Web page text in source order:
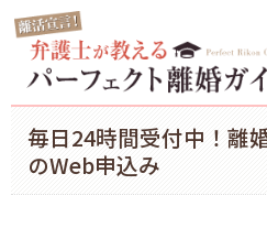
毎日24時間受付中！離
のWeb申込み